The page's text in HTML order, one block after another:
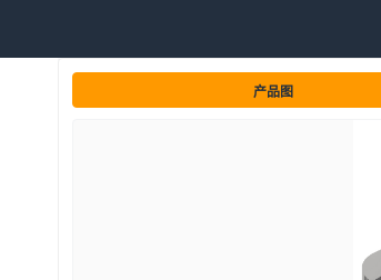
产品图